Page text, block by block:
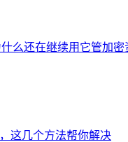
么还在继续用它管加密
这几个方法帮你解决